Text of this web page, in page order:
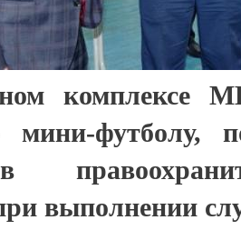
комплексе
мини-футболу,
выполнении